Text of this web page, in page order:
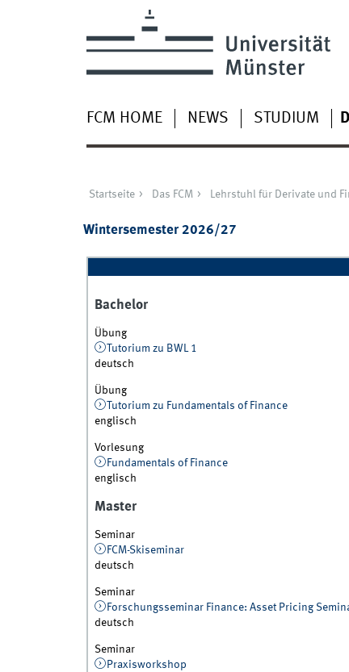
FCM HOME NEWS STUDIUM
Startseite Das FCM Lehrstuhl für Derivate und
Wintersemester 2026/27
Bachelor
Übung
Tutorium zu BWL 1
deutsch
Übung
Tutorium zu Fundamentals of Finance
englisch
Vorlesung
Fundamentals of Finance
englisch
Master
Seminar
FCM-Skiseminar
deutsch
Seminar
Forschungsseminar Finance: Asset Pricing
deutsch
Seminar
Praxisworkshop